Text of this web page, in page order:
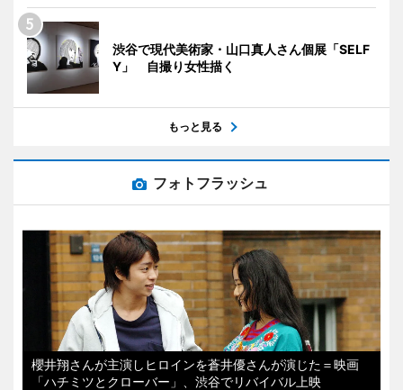
渋谷で現代美術家・山口真人さん個展「SELF
Y」 自撮り女性描く
もっと見る
フォトフラッシュ
櫻井翔さんが主演しヒロインを蒼井優さんが演じた＝映画
「ハチミツとクローバー」、渋谷でリバイバル上映